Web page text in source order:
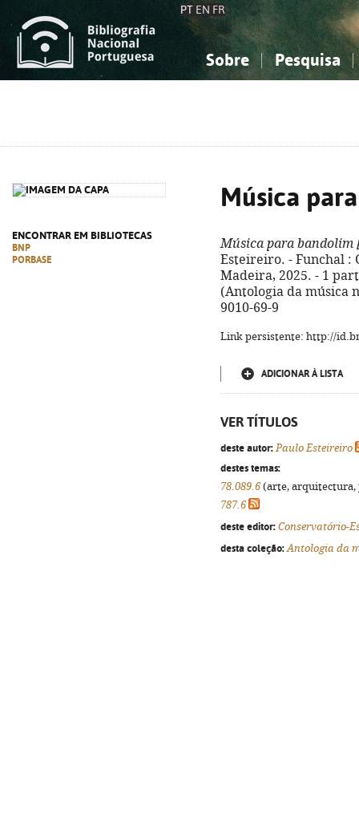
PT EN FR
Sobre Pesquisa
ENCONTRAR EM BIBLIOTECAS
BNP
PORBASE
Música
Música para bandolim
Esteireiro. - Funchal :
Madeira, 2025. - 1
(Antologia da música
9010-69-9
Link persistente: http://
ADICIONAR À LISTA
VER TÍTULOS
deste autor: Paulo Esteireiro
destes temas:
78.089.6(arte, arquitectura,
787.6
deste editor: Conservatório-
desta coleção: Antologia da